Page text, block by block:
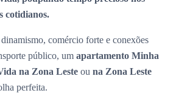
cotidianos.
comércio forte e conexões
público, um apartamento Minha
na Zona Leste ou na Zona Leste
perfeita.